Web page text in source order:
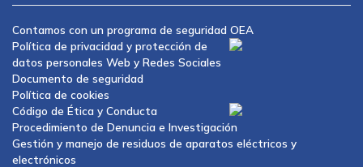
Contamos con un programa de seguridad OEA
Política de privacidad y protección de
datos personales Web y Redes Sociales
Documento de seguridad
Política de cookies
Código de Ética y Conducta
Procedimiento de Denuncia e Investigación
Gestión y manejo de residuos de aparatos eléctricos y
electrónicos